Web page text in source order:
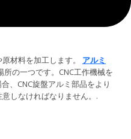
材料を加工します。 アルミ
所の一つです。CNC工作機械を
、CNC旋盤アルミ部品をより
しなければなりません。.